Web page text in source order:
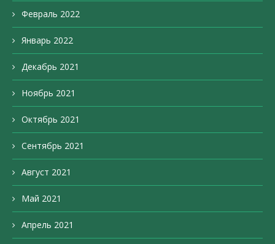
Февраль 2022
Январь 2022
Декабрь 2021
Ноябрь 2021
Октябрь 2021
Сентябрь 2021
Август 2021
Май 2021
Апрель 2021